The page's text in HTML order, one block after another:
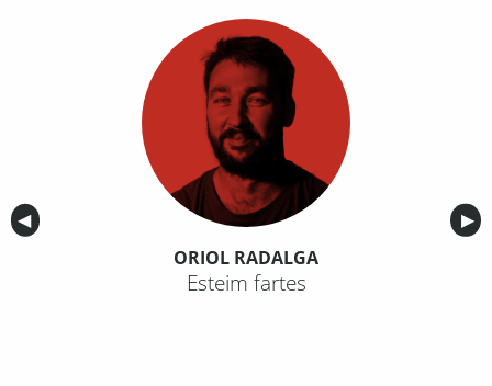
Anterior
◀︎ ▶︎
ORIOL RADALGA
Esteim fartes